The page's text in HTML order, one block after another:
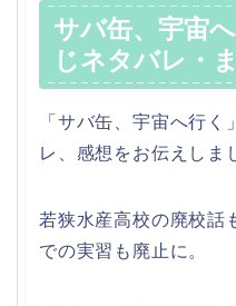
サバ缶、宇宙
じネタバレ・
「サバ缶、宇宙へ行
レ、感想をお伝えしま
若狭水産高校の廃校話
での実習も廃止に。